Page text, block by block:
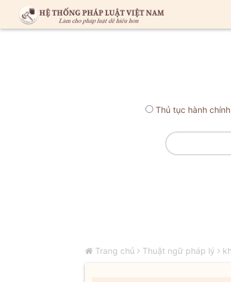
Thủ tục hành chính
Trang chủ Thuật ngữ pháp lý